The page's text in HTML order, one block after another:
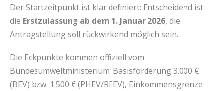
Der Startzeitpunkt ist klar definiert: Entscheidend ist
die Erstzulassung ab dem 1. Januar 2026, die
Antragstellung soll rückwirkend möglich sein.
Die Eckpunkte kommen offiziell vom
Bundesumweltministerium: Basisförderung 3.000 €
(BEV) bzw. 1.500 € (PHEV/REEV), Einkommensgrenze